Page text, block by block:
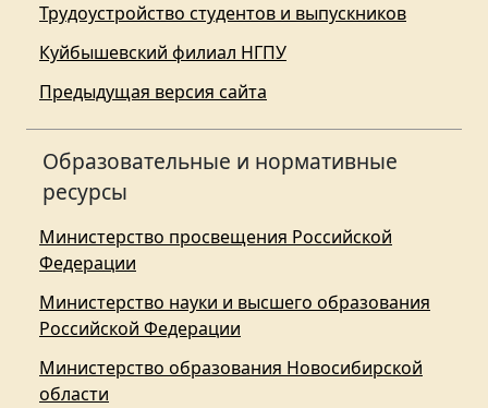
Трудоустройство студентов и выпускников
Куйбышевский филиал НГПУ
Предыдущая версия сайта
Образовательные и нормативные
ресурсы
Министерство просвещения Российской
Федерации
Министерство науки и высшего образования
Российской Федерации
Министерство образования Новосибирской
области